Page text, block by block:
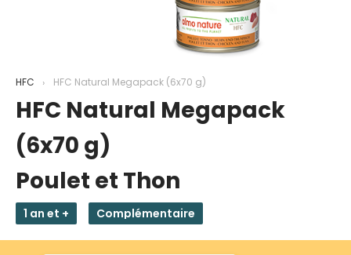
HFC HFC Natural Megapack (6x70 g)
HFC Natural Megapack
(6x70 g)
Poulet et Thon
1 an et + Complémentaire